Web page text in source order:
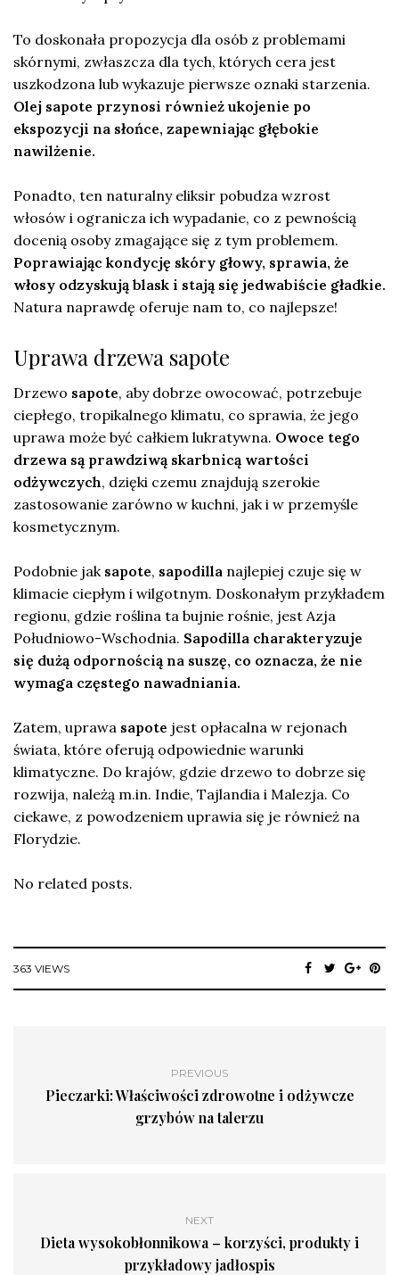
To doskonała propozycja dla osób z problemami
skórnymi, zwłaszcza dla tych, których cera jest
uszkodzona lub wykazuje pierwsze oznaki starzenia.
Olej sapote przynosi również ukojenie po
ekspozycji na słońce, zapewniając głębokie
nawilżenie.
Ponadto, ten naturalny eliksir pobudza wzrost
włosów i ogranicza ich wypadanie, co z pewnością
docenią osoby zmagające się z tym problemem.
Poprawiając kondycję skóry głowy, sprawia, że
włosy odzyskują blask i stają się jedwabiście gładkie.
Natura naprawdę oferuje nam to, co najlepsze!
Uprawa drzewa sapote
Drzewo sapote, aby dobrze owocować, potrzebuje
ciepłego, tropikalnego klimatu, co sprawia, że jego
uprawa może być całkiem lukratywna. Owoce tego
drzewa są prawdziwą skarbnicą wartości
odżywczych, dzięki czemu znajdują szerokie
zastosowanie zarówno w kuchni, jak i w przemyśle
kosmetycznym.
Podobnie jak sapote, sapodilla najlepiej czuje się w
klimacie ciepłym i wilgotnym. Doskonałym przykładem
regionu, gdzie roślina ta bujnie rośnie, jest Azja
Południowo-Wschodnia. Sapodilla charakteryzuje
się dużą odpornością na suszę, co oznacza, że nie
wymaga częstego nawadniania.
Zatem, uprawa sapote jest opłacalna w rejonach
świata, które oferują odpowiednie warunki
klimatyczne. Do krajów, gdzie drzewo to dobrze się
rozwija, należą m.in. Indie, Tajlandia i Malezja. Co
ciekawe, z powodzeniem uprawia się je również na
Florydzie.
No related posts.
363 VIEWS
PREVIOUS
Pieczarki: Właściwości zdrowotne i odżywcze
grzybów na talerzu
NEXT
Dieta wysokobłonnikowa – korzyści, produkty i
przykładowy jadłospis